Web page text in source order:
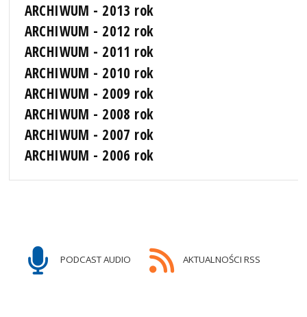
ARCHIWUM - 2013 rok
ARCHIWUM - 2012 rok
ARCHIWUM - 2011 rok
ARCHIWUM - 2010 rok
ARCHIWUM - 2009 rok
ARCHIWUM - 2008 rok
ARCHIWUM - 2007 rok
ARCHIWUM - 2006 rok
PODCAST AUDIO AKTUALNOŚCI RSS